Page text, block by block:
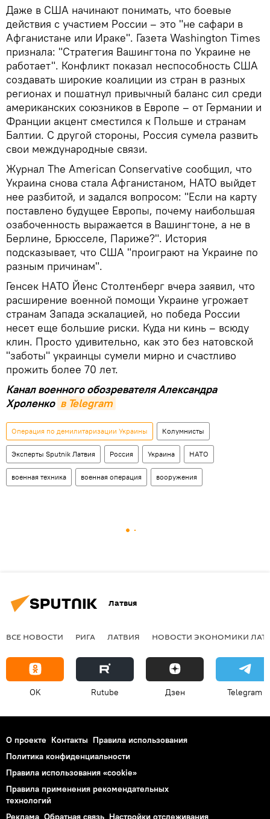
Даже в США начинают понимать, что боевые
действия с участием России – это "не сафари в
Афганистане или Ираке". Газета Washington Times
признала: "Стратегия Вашингтона по Украине не
работает". Конфликт показал неспособность США
создавать широкие коалиции из стран в разных
регионах и пошатнул привычный баланс сил среди
американских союзников в Европе – от Германии и
Франции акцент сместился к Польше и странам
Балтии. С другой стороны, Россия сумела развить
свои международные связи.
Журнал The American Conservative сообщил, что
Украина снова стала Афганистаном, НАТО выйдет
нее разбитой, и задался вопросом: "Если на карту
поставлено будущее Европы, почему наибольшая
озабоченность выражается в Вашингтоне, а не в
Берлине, Брюсселе, Париже?". История
подсказывает, что США "проиграют на Украине по
разным причинам".
Генсек НАТО Йенс Столтенберг вчера заявил, что
расширение военной помощи Украине угрожает
странам Запада эскалацией, но победа России
несет еще большие риски. Куда ни кинь – всюду
клин. Просто удивительно, как это без натовской
"заботы" украинцы сумели мирно и счастливо
прожить более 70 лет.
Канал военного обозревателя Александра
Хроленко в Telegram
Операция по демилитаризации Украины Колумнисты
Эксперты Sputnik Латвия Россия Украина НАТО
военная техника военная операция вооружения
Латвия
ВСЕ НОВОСТИ РИГА ЛАТВИЯ НОВОСТИ ЭКОНОМИКИ
OK Rutube Дзен Telegram
О проекте Контакты Правила использования
Политика конфиденциальности
Правила использования «cookie»
Правила применения рекомендательных
технологий
Реклама Обратная связь Настройки отслеживания